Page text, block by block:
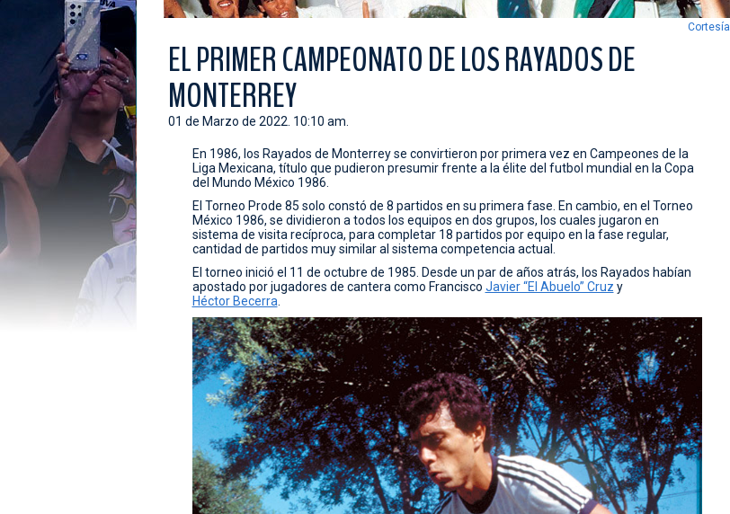
Cortesía
EL PRIMER CAMPEONATO DE LOS RAYADOS DE
MONTERREY
01 de Marzo de 2022. 10:10 am.
En 1986, los Rayados de Monterrey se convirtieron por primera vez en Campeones de la
Liga Mexicana, título que pudieron presumir frente a la élite del futbol mundial en la Copa
del Mundo México 1986.
El Torneo Prode 85 solo constó de 8 partidos en su primera fase. En cambio, en el Torneo
México 1986, se dividieron a todos los equipos en dos grupos, los cuales jugaron en
sistema de visita recíproca, para completar 18 partidos por equipo en la fase regular,
cantidad de partidos muy similar al sistema competencia actual.
El torneo inició el 11 de octubre de 1985. Desde un par de años atrás, los Rayados habían
apostado por jugadores de cantera como Francisco Javier “El Abuelo” Cruz y
Héctor Becerra